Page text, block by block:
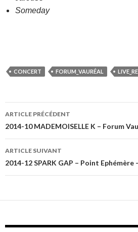
Someday
CONCERT FORUM_VAURÉAL
Navigation
des
articles
ARTICLE PRÉCÉDENT
2014-10 MADEMOISELLE K – Forum
ARTICLE SUIVANT
2014-12 SPARK GAP – Point Ephémère